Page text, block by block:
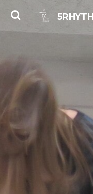
Zum